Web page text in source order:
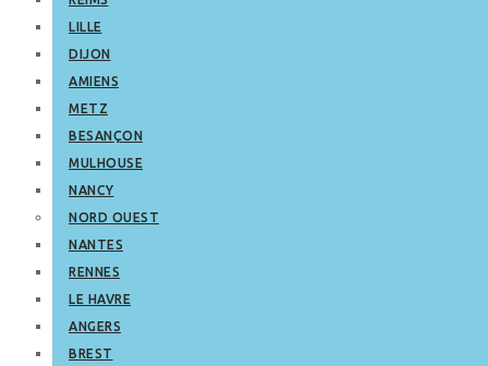
LILLE
DIJON
AMIENS
METZ
BESANÇON
MULHOUSE
NANCY
NORD OUEST
NANTES
RENNES
LE HAVRE
ANGERS
BREST